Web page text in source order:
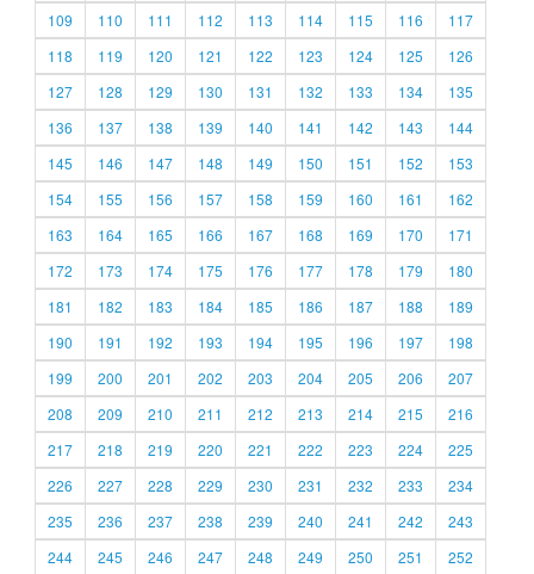
109
110 111 112 113 114 115 116
117
118
119 120 121 122 123 124 125
126
127
128 129 130 131 132 133 134
135
136
137 138 139 140 141 142 143
144
145
146 147 148 149 150 151 152
153
154
155 156 157 158 159 160 161
162
163
164 165 166 167 168 169 170
171
172
173 174 175 176 177 178 179
180
181
182 183 184 185 186 187 188
189
190
191 192 193 194 195 196 197
198
199
200 201 202 203 204 205 206
207
208
209 210 211 212 213 214 215
216
217
218 219 220 221 222 223 224
225
226
227 228 229 230 231 232 233
234
235
236 237 238 239 240 241 242
243
244
245 246 247 248 249 250 251 252